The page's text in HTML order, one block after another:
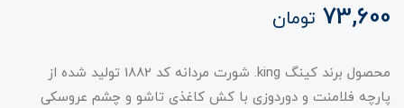
73,600 تومان
محصول برند کینگ king. شورت مردانه کد 1882 تولید شده از
پارچه فلامنت و دوردوزی با کش کاغذی تاشو و چشم عروسکی